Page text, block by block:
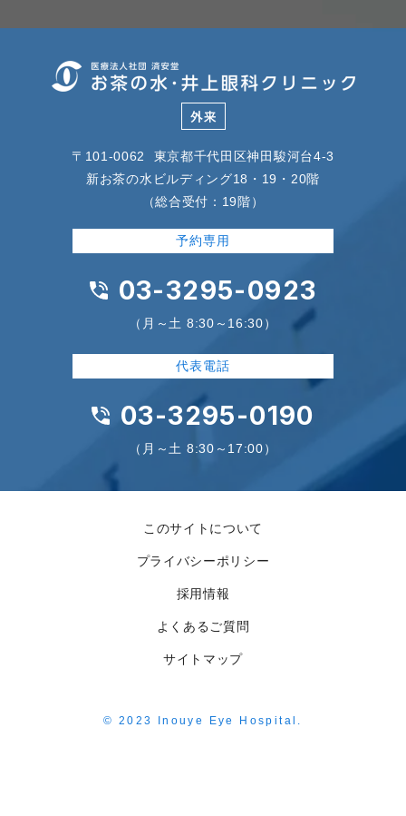
〒101-0062 東京都千代田区神田駿河台4-3
新お茶の水ビルディング18・19・20階
（総合受付：19階）
予約専用
03-3295-0923
（月～土 8:30～16:30）
代表電話
03-3295-0190
（月～土 8:30～17:00）
このサイトについて
プライバシーポリシー
採用情報
よくあるご質問
サイトマップ
© 2023 Inouye Eye Hospital.